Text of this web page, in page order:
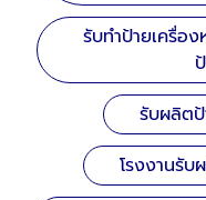
รับทำป้ายเครื่อ
รับผลิต
โรงงานรับ